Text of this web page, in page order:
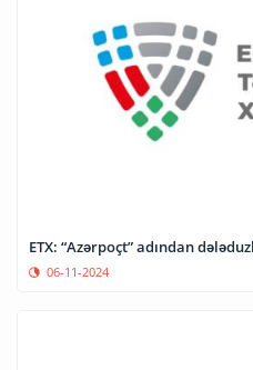
ETX: “Azərpoçt” adından
06-11-2024